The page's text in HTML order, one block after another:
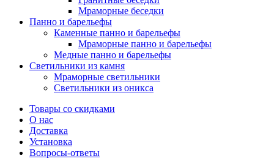
Мраморные беседки
Панно и барельефы
Каменные панно и барельефы
Мраморные панно и барельефы
Медные панно и барельефы
Светильники из камня
Мраморные светильники
Светильники из оникса
Товары со скидками
О нас
Доставка
Установка
Вопросы-ответы